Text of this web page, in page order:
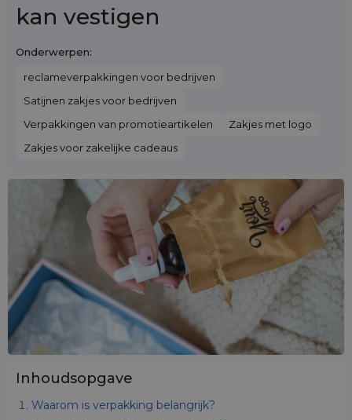
kan vestigen
Onderwerpen:
reclameverpakkingen voor bedrijven
Satijnen zakjes voor bedrijven
Verpakkingen van promotieartikelen
Zakjes met logo
Zakjes voor zakelijke cadeaus
Inhoudsopgave
Waarom is verpakking belangrijk?